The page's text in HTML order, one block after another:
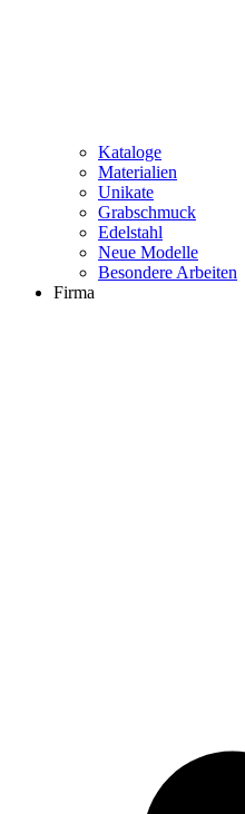
Kataloge
Materialien
Unikate
Grabschmuck
Edelstahl
Neue Modelle
Besondere Arbeiten
Firma